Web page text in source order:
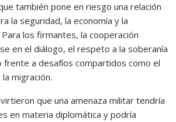
también pone en riesgo una relación
la seguridad, la economía y la
los firmantes, la cooperación
en el diálogo, el respeto a la soberanía
frente a desafíos compartidos como el
migración.
que una amenaza militar tendría
en materia diplomática y podría